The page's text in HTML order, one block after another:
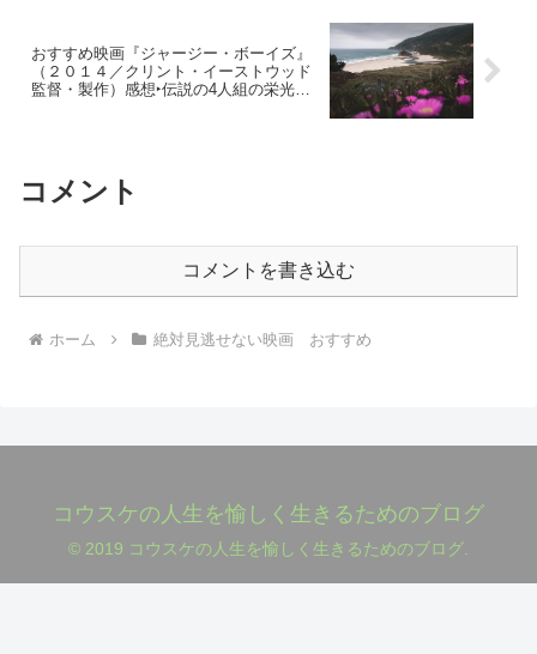
おすすめ映画『ジャージー・ボーイズ』
（２０１４／クリント・イーストウッド
監督・製作）感想‣伝説の4人組の栄光と
コメント
コメントを書き込む
ホーム 絶対見逃せない映画 おすすめ
コウスケの人生を愉しく生きるためのブログ
© 2019 コウスケの人生を愉しく生きるためのブログ.